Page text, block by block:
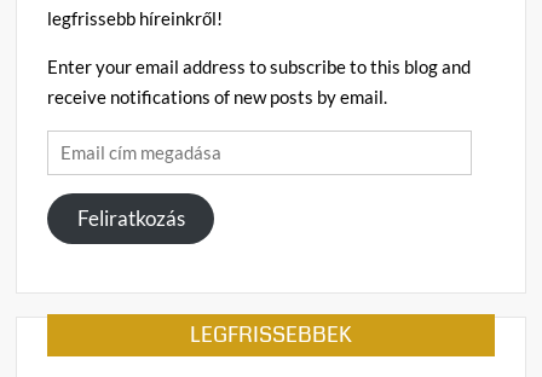
legfrissebb híreinkről!
Enter your email address to subscribe to this blog and
receive notifications of new posts by email.
Email
cím
megadása
Feliratkozás
LEGFRISSEBBEK